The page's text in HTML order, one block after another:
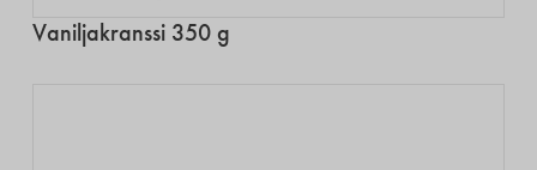
Vaniljakranssi 350 g